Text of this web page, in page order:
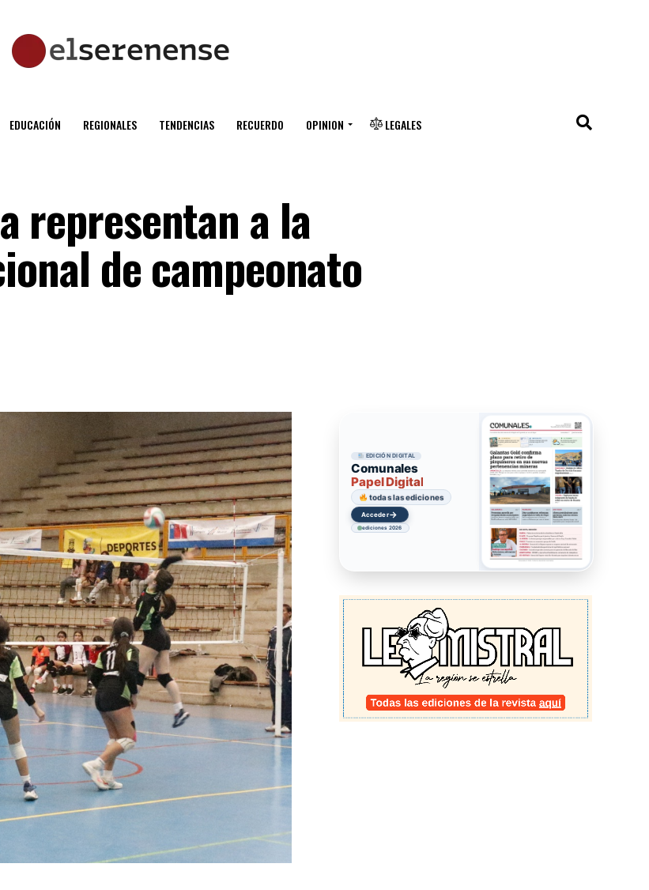
EDUCACIÓN REGIONALES TENDENCIAS RECUERDO OPINION LEGALES
representan a la
de campeonato
EDICIÓN DIGITAL
Comunales
Papel Digital
todas las ediciones
Acceder→
ediciones 2026